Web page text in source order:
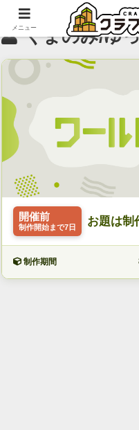
くまのみ/ゆ
開催前
制作開始まで7日 お題は制
制作期間
メニュー